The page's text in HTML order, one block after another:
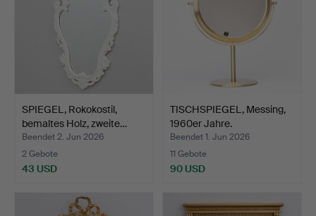
SPIEGEL, Rokokostil,
bemaltes Holz, zweite…
Beendet 2. Jun 2026
2 Gebote
43 USD
TISCHSPIEGEL, Messing,
1960er Jahre.
Beendet 1. Jun 2026
11 Gebote
90 USD